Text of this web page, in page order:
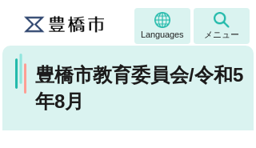
Languages メニュー
豊橋市教育委員会/令和5
年8月